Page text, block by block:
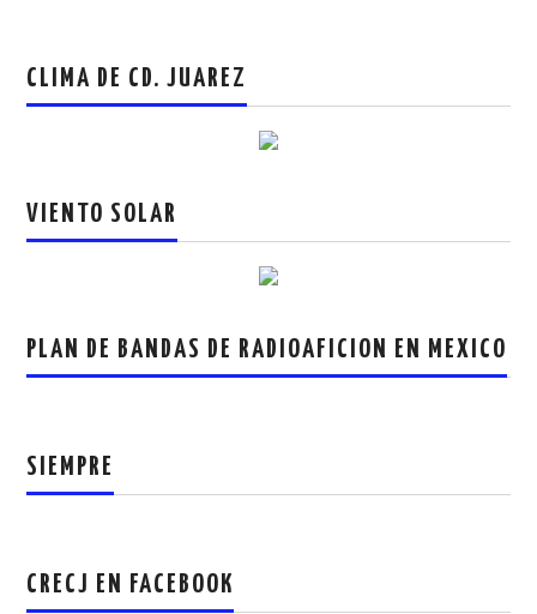
CLIMA DE CD. JUAREZ
VIENTO SOLAR
PLAN DE BANDAS DE RADIOAFICION EN MEXICO
SIEMPRE
CRECJ EN FACEBOOK